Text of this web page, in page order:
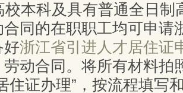
校本科及具有普通全日制
合同的在职职工均可申请
好浙江省引进人才居住证
动合同。将所有材料拍
住证办理”，按流程填写